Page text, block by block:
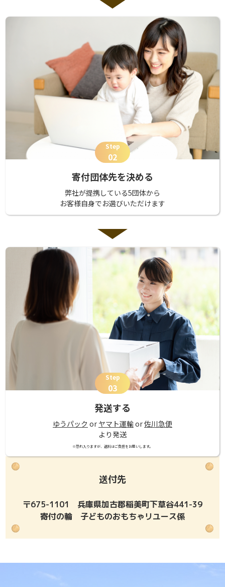
Step
02
寄付団体先を決める
弊社が提携している5団体から
お客様自身でお選びいただけます
Step
03
発送する
ゆうパック or ヤマト運輸or佐川急便
より発送
※恐れ入りますが、送料はご負担をお願いします。
送付先
〒675-1101 兵庫県加古郡稲美町下草谷441-39
寄付の輪 子どものおもちゃリユース係